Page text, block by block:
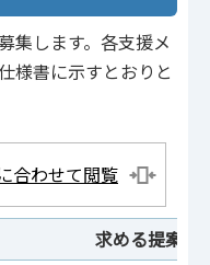
集します。各支援メ
様書に示すとおりと
合わせて閲覧
求める提案内